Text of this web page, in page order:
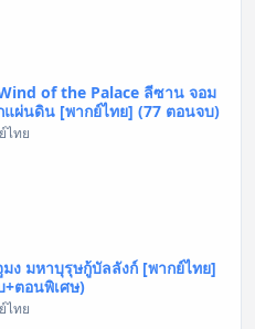
of the Palace ลีซาน จอม
แผ่นดิน [พากย์ไทย] (77 ตอนจบ)
ไทย
ง มหาบุรุษกู้บัลลังก์ [พากย์ไทย]
ตอนพิเศษ)
ไทย